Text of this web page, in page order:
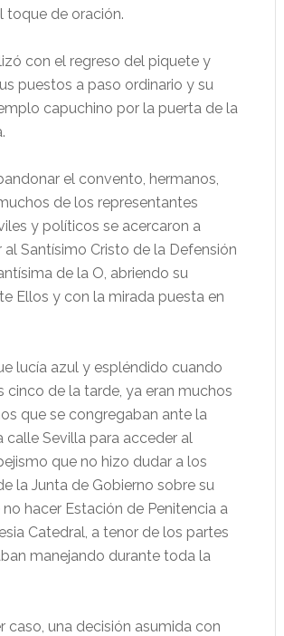
toque de oración.
con el regreso del piquete y
puestos a paso ordinario y su
capuchino por la puerta de la
el convento, hermanos,
de los representantes
y políticos se acercaron a
Santísimo Cristo de la Defensión
de la O, abriendo su
Ellos y con la mirada puesta en
lucía azul y espléndido cuando
cinco de la tarde, ya eran muchos
que se congregaban ante la
calle Sevilla para acceder al
que no hizo dudar a los
la Junta de Gobierno sobre su
hacer Estación de Penitencia a
Catedral, a tenor de los partes
manejando durante toda la
caso, una decisión asumida con